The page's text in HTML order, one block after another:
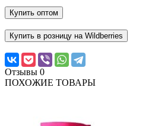
Купить оптом
Купить в розницу на Wildberries
Отзывы 0
ПОХОЖИЕ ТОВАРЫ